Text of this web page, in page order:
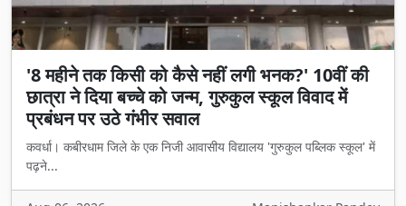
'8 महीने तक किसी को कैसे नहीं लगी भनक?' 10वीं की
छात्रा ने दिया बच्चे को जन्म, गुरुकुल स्कूल विवाद में
प्रबंधन पर उठे गंभीर सवाल
कवर्धा। कबीरधाम जिले के एक निजी आवासीय विद्यालय 'गुरुकुल पब्लिक स्कूल' में
पढ़ने...